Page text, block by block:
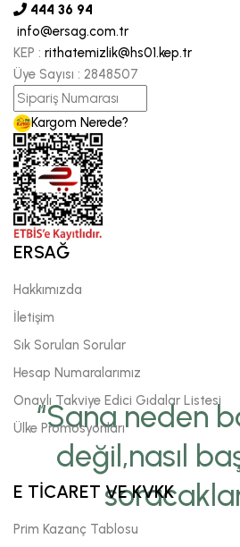
“Sana neden
değil,nasıl
444 36 94
info@ersag.com.tr
KEP : rithatemizlik@hs01.kep.tr
Üye Sayısı : 2848507
Kargom Nerede?
ERSAĞ
Hakkımızda
İletişim
Sık Sorulan Sorular
Hesap Numaralarımız
Onaylı Takviye Edici Gıdalar Listesi
Ülke Promosyonları
E TİCARET VE KVKK
Prim Kazanç Tablosu